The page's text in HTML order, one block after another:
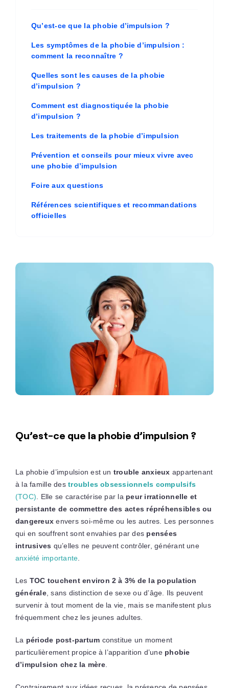
Qu’est-ce que la phobie d’impulsion ?
Les symptômes de la phobie d’impulsion :
comment la reconnaître ?
Quelles sont les causes de la phobie
d’impulsion ?
Comment est diagnostiquée la phobie
d’impulsion ?
Les traitements de la phobie d’impulsion
Prévention et conseils pour mieux vivre avec
une phobie d’impulsion
Foire aux questions
Références scientifiques et recommandations
officielles
Qu’est-ce que la phobie d’impulsion ?
La phobie d’impulsion est un trouble anxieux appartenant
à la famille destroubles obsessionnels compulsifs
(TOC) . Elle se caractérise par la peur irrationnelle et
persistante de commettre des actes répréhensibles ou
dangereux envers soi-même ou les autres. Les personnes
qui en souffrent sont envahies par des pensées
intrusives qu’elles ne peuvent contrôler, générant une
anxiété importante
Les TOC touchent environ 2 à 3% de la population
générale, sans distinction de sexe ou d’âge. Ils peuvent
survenir à tout moment de la vie, mais se manifestent plus
fréquemment chez les jeunes adultes.
La période post-partum constitue un moment
particulièrement propice à l’apparition d’une phobie
d’impulsion chez la mère.